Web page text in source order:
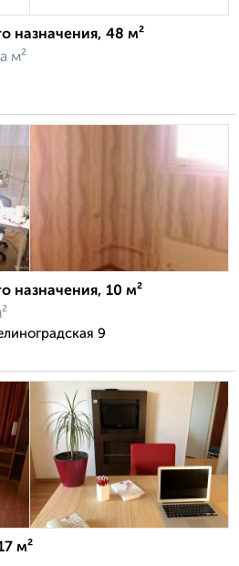
назначения, 48 м²
м²
назначения, 10 м²
9
м²